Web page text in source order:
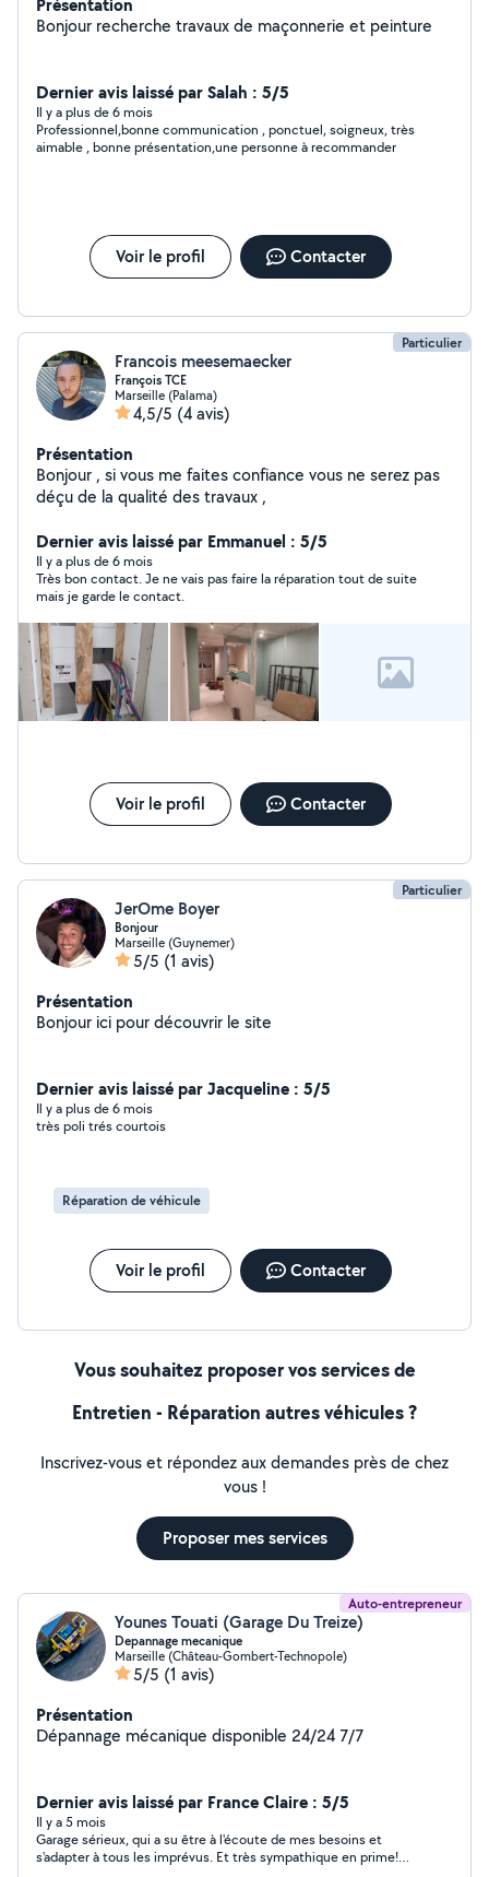
Bonjour recherche travaux de maçonnerie et peinture
Dernier avis laissé par Salah : 5/5
Il y a plus de 6 mois
Professionnel,bonne communication , ponctuel, soigneux, très
aimable , bonne présentation,une personne à recommander
Voir le profil Contacter
Particulier
Francois meesemaecker
François TCE
Marseille (Palama)
4,5/5 (4 avis)
Présentation
Bonjour , si vous me faites confiance vous ne serez pas
déçu de la qualité des travaux ,
Dernier avis laissé par Emmanuel : 5/5
Il y a plus de 6 mois
Très bon contact. Je ne vais pas faire la réparation tout de suite
mais je garde le contact.
Voir le profil Contacter
Particulier
JerOme Boyer
Bonjour
Marseille (Guynemer)
5/5 (1 avis)
Présentation
Bonjour ici pour découvrir le site
Dernier avis laissé par Jacqueline : 5/5
Il y a plus de 6 mois
très poli trés courtois
Réparation de véhicule
Voir le profil Contacter
Vous souhaitez proposer vos services de
Entretien - Réparation autres véhicules ?
Inscrivez-vous et répondez aux demandes près de chez
vous !
Proposer mes services
Auto-entrepreneur
Younes Touati (Garage Du Treize)
Depannage mecanique
Marseille (Château-Gombert-Technopole)
5/5 (1 avis)
Présentation
Dépannage mécanique disponible 24/24 7/7
Dernier avis laissé par France Claire : 5/5
Il y a 5 mois
Garage sérieux, qui a su être à l'écoute de mes besoins et
s'adapter à tous les imprévus. Et très sympathique en prime!